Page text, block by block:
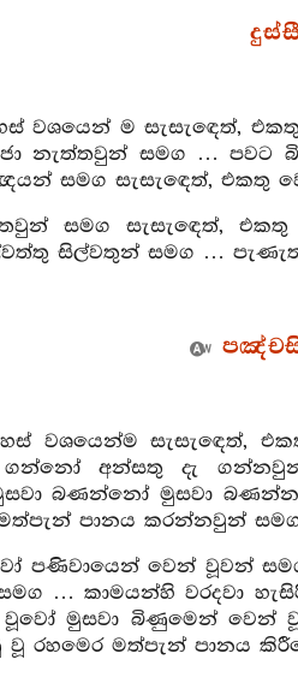
වශයෙන් ම සැසැඳෙත්, එකතු
නැත්තවුන් සමග …
සමග සැසැඳෙත්, එකතු
සමග සැසැඳෙත්,
සිල්වතුන් සමග …
වශයෙන්ම සැසැඳෙත්,
අන්සතු දැ
බණන්නෝ මුසවා
පානය කරන්නවුන් සමග
පණිවායෙන් වෙන් වූවන්
… කාමයන්හි වරදවා
මුසවා බිණුමෙන් වෙන්
රහමෙර මත්පැන් පානය